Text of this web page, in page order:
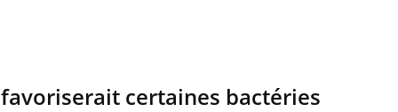
certaines bactéries